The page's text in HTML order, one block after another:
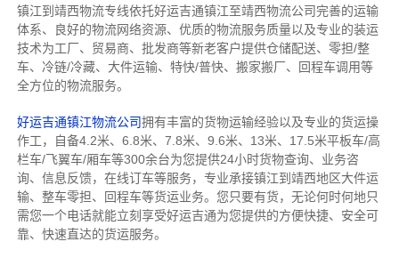
镇江到靖西物流专线依托好运吉通镇江至靖西物流公司完善的运输
体系、良好的物流网络资源、优质的物流服务质量以及专业的装运
技术为工厂、贸易商、批发商等新老客户提供仓储配送、零担/整
车、冷链/冷藏、大件运输、特快/普快、搬家搬厂、回程车调用等
全方位的物流服务。
好运吉通镇江物流公司拥有丰富的货物运输经验以及专业的货运操
作工，自备4.2米、6.8米、7.8米、9.6米、13米、17.5米平板车/高
栏车/飞翼车/厢车等300余台为您提供24小时货物查询、业务咨
询、信息反馈，在线订车等服务， 专业承接镇江到靖西地区大件运
输、整车零担、回程车等货运业务。 您只要有货，无论何时何地只
需您一个电话就能立刻享受好运吉通为您提供的方便快捷、安全可
靠、快速直达的货运服务。